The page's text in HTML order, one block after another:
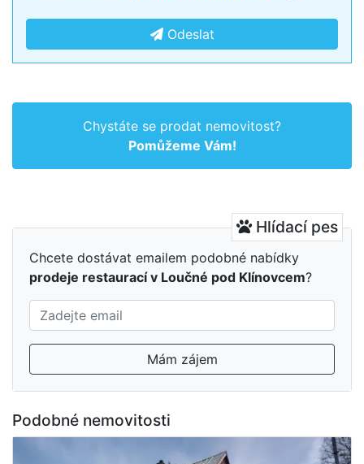
Odeslat
Chystáte se prodat nemovitost?
Pomůžeme Vám!
Hlídací pes
Chcete dostávat emailem podobné nabídky
prodeje restaurací v Loučné pod Klínovcem?
Mám zájem
Podobné nemovitosti